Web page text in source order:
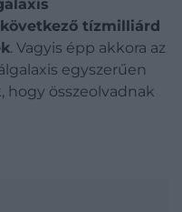
tízmilliárd
. Vagyis épp akkora az
egyszerűen
hogy összeolvadnak